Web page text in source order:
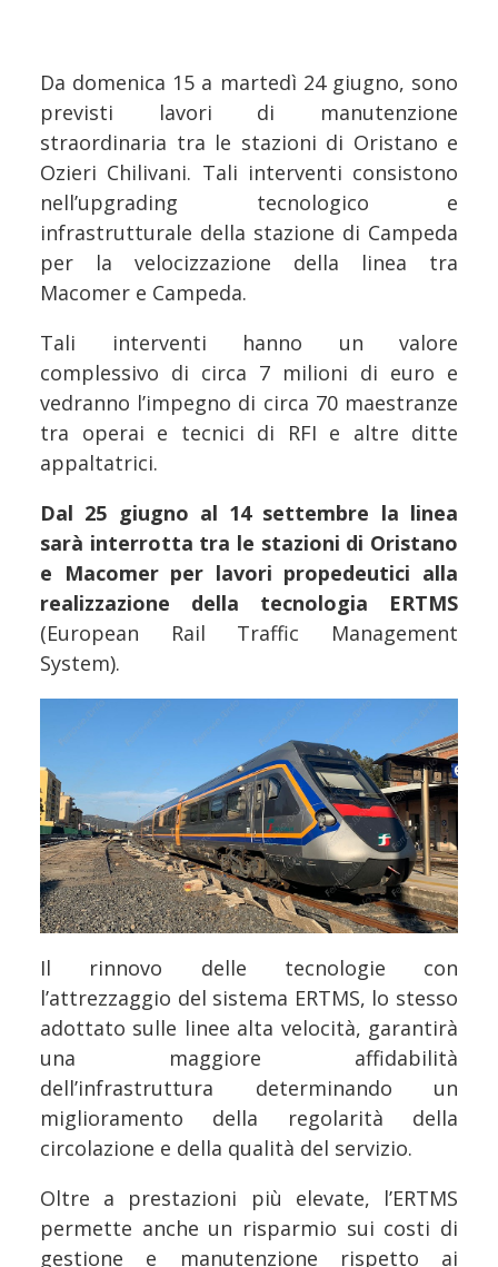
Da domenica 15 a martedì 24 giugno, sono
previsti lavori di manutenzione
straordinaria tra le stazioni di Oristano e
Ozieri Chilivani. Tali interventi consistono
nell’upgrading tecnologico e
infrastrutturale della stazione di Campeda
per la velocizzazione della linea tra
Macomer e Campeda.
Tali interventi hanno un valore
complessivo di circa 7 milioni di euro e
vedranno l’impegno di circa 70 maestranze
tra operai e tecnici di RFI e altre ditte
appaltatrici.
Dal 25 giugno al 14 settembre la linea
sarà interrotta tra le stazioni di Oristano
e Macomer per lavori propedeutici alla
realizzazione della tecnologia ERTMS
(European Rail Traffic Management
System).
Il rinnovo delle tecnologie con
l’attrezzaggio del sistema ERTMS, lo stesso
adottato sulle linee alta velocità, garantirà
una maggiore affidabilità
dell’infrastruttura determinando un
miglioramento della regolarità della
circolazione e della qualità del servizio.
Oltre a prestazioni più elevate, l’ERTMS
permette anche un risparmio sui costi di
gestione e manutenzione rispetto ai